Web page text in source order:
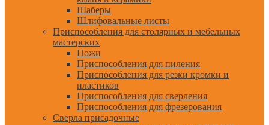
Шаберы
Шлифовальные листы
Приспособления для столярных и мебельных
мастерских
Ножи
Приспособления для пиления
Приспособления для резки кромки и
пластиков
Приспособления для сверления
Приспособления для фрезерования
Сверла присадочные